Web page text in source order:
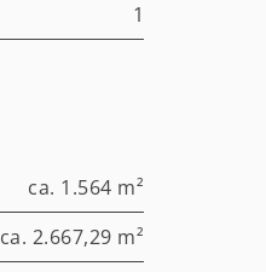
1
ca. 1.564 m²
ca. 2.667,29 m²